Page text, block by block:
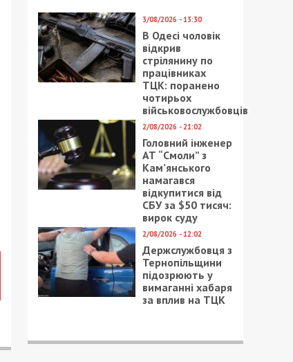
3/08/2026 - 13:30
В Одесі чоловік
відкрив
стрілянину по
працівниках
ТЦК: поранено
чотирьох
військовослужбовців
2/08/2026 - 21:02
Головний інженер
АТ “Смоли” з
Кам’янського
намагався
відкупитися від
СБУ за $50 тисяч:
вирок суду
2/08/2026 - 12:02
Держслужбовця з
Тернопільщини
підозрюють у
вимаганні хабаря
за вплив на ТЦК